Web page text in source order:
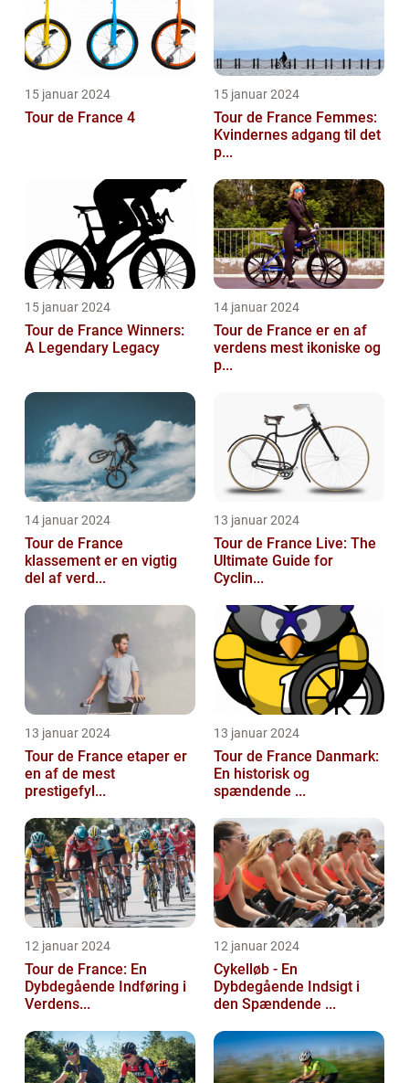
15 januar 2024
Tour de France 4
15 januar 2024
Tour de France Femmes:
Kvindernes adgang til det
p...
15 januar 2024
Tour de France Winners:
A Legendary Legacy
14 januar 2024
Tour de France er en af
verdens mest ikoniske og
p...
14 januar 2024
Tour de France
klassement er en vigtig
del af verd...
13 januar 2024
Tour de France Live: The
Ultimate Guide for
Cyclin...
13 januar 2024
Tour de France etaper er
en af de mest
prestigefyl...
13 januar 2024
Tour de France Danmark:
En historisk og
spændende ...
12 januar 2024
Tour de France: En
Dybdegående Indføring i
Verdens...
12 januar 2024
Cykelløb - En
Dybdegående Indsigt i
den Spændende ...